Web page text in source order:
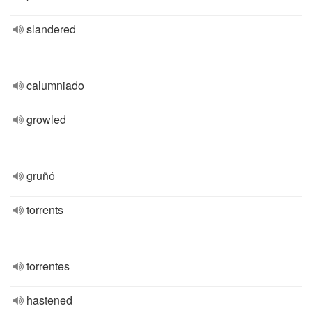
slandered
calumniado
growled
gruñó
torrents
torrentes
hastened